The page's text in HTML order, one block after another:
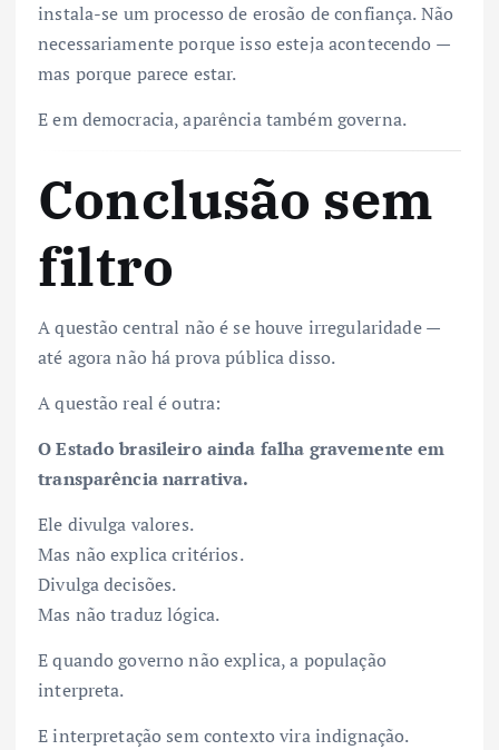
instala-se um processo de erosão de confiança. Não
necessariamente porque isso esteja acontecendo —
mas porque parece estar.
E em democracia, aparência também governa.
Conclusão sem
filtro
A questão central não é se houve irregularidade —
até agora não há prova pública disso.
A questão real é outra:
O Estado brasileiro ainda falha gravemente em
transparência narrativa.
Ele divulga valores.
Mas não explica critérios.
Divulga decisões.
Mas não traduz lógica.
E quando governo não explica, a população
interpreta.
E interpretação sem contexto vira indignação.